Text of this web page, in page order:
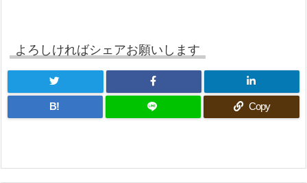
よろしければシェアお願いします
B! Copy